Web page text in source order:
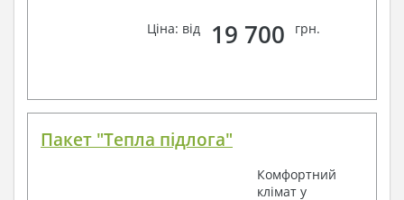
Ціна: від 19 700 грн.
Пакет "Тепла підлога"
Комфортний
клімат у